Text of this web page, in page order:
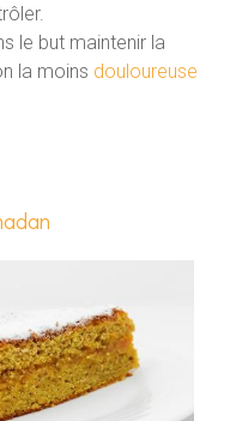
le but maintenir la
la moins douloureuse